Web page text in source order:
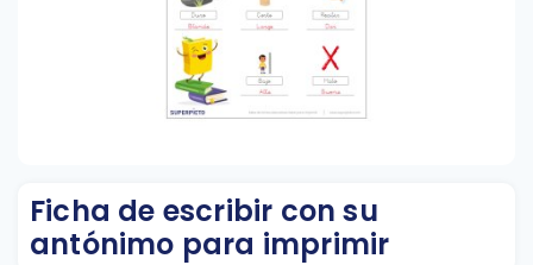
Ficha de escribir con su
antónimo para imprimir